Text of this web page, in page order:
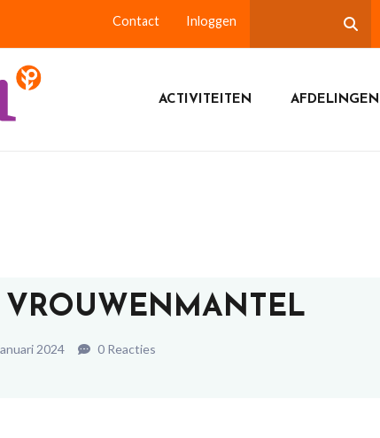
Contact Inloggen
ACTIVITEITEN AFDELINGEN
VROUWENMANTEL
2024 0 Reacties